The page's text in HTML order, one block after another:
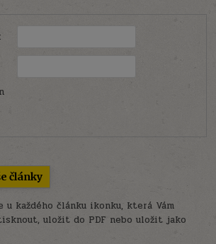
články
u každého článku ikonku, která Vám
uložit do PDF nebo uložit jako